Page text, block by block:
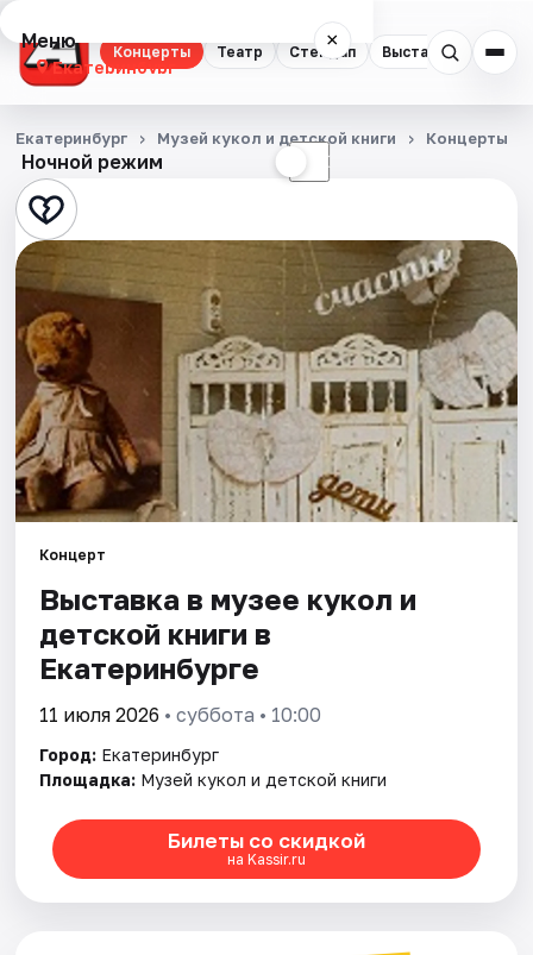
Концерты Театр Стендап Выставки
Меню ×
Екатеринбург
Концерты
Театр
Стендап
Выставки
Квесты
Экскурсии
Спорт
События
Города
Площадки
Артисты
Рейтинги
Ночной режим ☾
Екатеринбург Музей кукол и детской книги Концерты
Концерт
Выставка в музее кукол и
детской книги в
Екатеринбурге
11 июля 2026 • суббота • 10:00
Город: Екатеринбург
Площадка: Музей кукол и детской книги
Билеты со скидкой
на Kassir.ru